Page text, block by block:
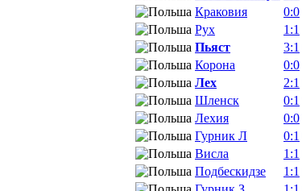
Краковия
0:0
Рух
1:1
Пьяст
3:1
Корона
0:0
Лех
2:1
Шленск
0:1
Лехия
0:0
Гурник Л
0:1
Висла
1:1
Подбескидзе
1:1